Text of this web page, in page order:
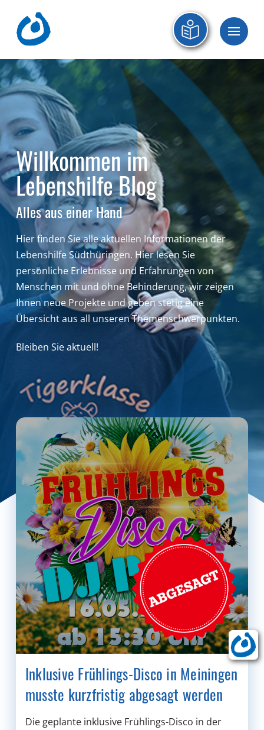
Willkommen im
Lebenshilfe Blog
Alles aus einer Hand
Hier finden Sie alle aktuellen Informationen der
Lebenshilfe Südthüringen. Hier lesen Sie
persönliche Erlebnisse und Erfahrungen von
Menschen mit und ohne Behinderung,wir zeigen
Ihnen neue Projekte und geben stetig eine
Übersicht aus all unseren Themenschwerpunkten.
Bleiben Sie aktuell!
Inklusive Frühlings-Disco in Meiningen
musste kurzfristig abgesagt werden
Die geplante inklusive Frühlings-Disco in der